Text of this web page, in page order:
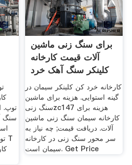
توپ.
برای سنگ زنی ماشین
آلات قیمت کارخانه
کلینکر سنگ آهک خرد
کردن
کارخانه خرد کن کلینکر سیمان در
گینه استوایی. هزینه برای ماشین
سنگ زنیzc147 هزینه برای
کارخانه سیمان سنگ زنی ماشین
آلات. دریافت قیمت; چه نیاز به
سر محور سنگ زنی در کارخانه
سیمان است. Get Price